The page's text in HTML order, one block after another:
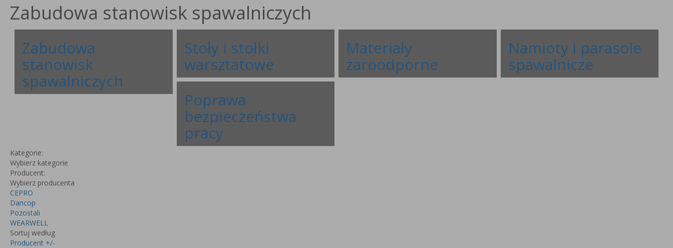
Zabudowa stanowisk spawalniczych
Zabudowa
stanowisk
spawalniczych
Stoły i stołki
warsztatowe
Materiały
żaroodporne
Namioty i parasole
spawalnicze
Poprawa
bezpieczeństwa
pracy
Kategorie:
Wybierz kategorie
Producent:
Wybierz producenta
CEPRO
Dancop
Pozostali
WEARWELL
Sortuj według
Producent +/-